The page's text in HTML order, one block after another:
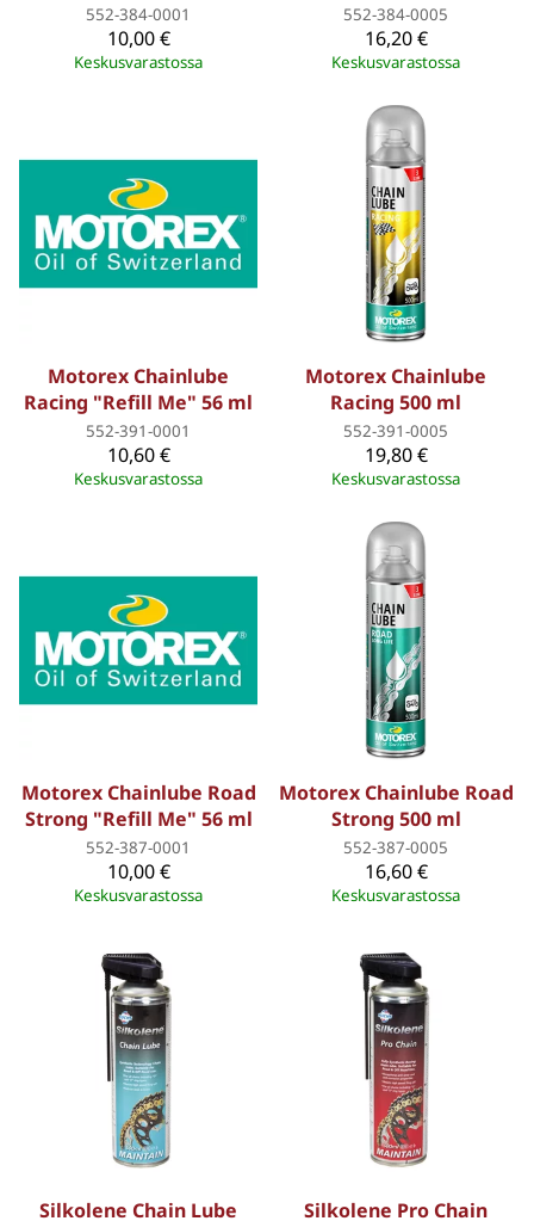
552-384-0001
10,00 €
Keskusvarastossa
552-384-0005
16,20 €
Keskusvarastossa
Motorex Chainlube
Racing "Refill Me" 56 ml
552-391-0001
10,60 €
Keskusvarastossa
Motorex Chainlube
Racing 500 ml
552-391-0005
19,80 €
Keskusvarastossa
Motorex Chainlube Road
Strong "Refill Me" 56 ml
552-387-0001
10,00 €
Keskusvarastossa
Motorex Chainlube Road
Strong 500 ml
552-387-0005
16,60 €
Keskusvarastossa
Silkolene Chain Lube
Silkolene Pro Chain